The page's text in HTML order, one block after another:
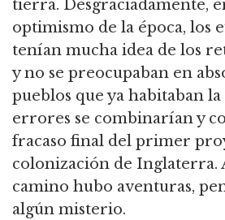
tierra. Desgraciadamente,
optimismo de la época, los
tenían mucha idea de los
y no se preocupaban en
pueblos que ya habitaban
errores se combinarían y
fracaso final del primer
colonización de Inglaterra.
camino hubo aventuras,
algún misterio.